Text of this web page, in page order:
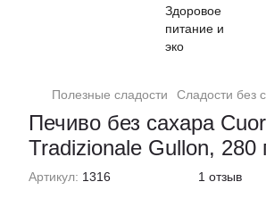
Полезные сладости Сладости без
Печиво без сахара
Tradizionale Gullon, 280
Артикул: 1316 1 отзыв